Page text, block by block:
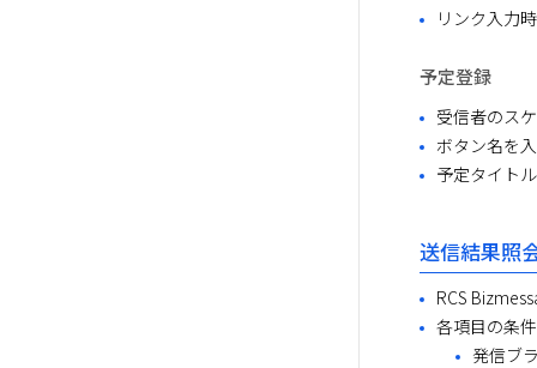
リンク入力
予定登録
受信者のス
ボタン名を
予定タイト
送信結果照
RCS
各項目の条
発信ブ